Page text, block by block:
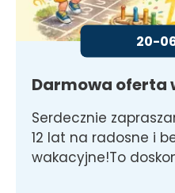
20-
Darmowa oferta
Serdecznie
12 lat na radosne i
wakacyjne!To